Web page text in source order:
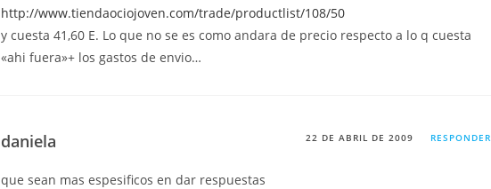
http://www.tiendaociojoven.com/trade/productlist/108/50
y cuesta 41,60 E. Lo que no se es como andara de precio respecto a lo q cuesta
«ahi fuera»+ los gastos de envio…
daniela 22 DE ABRIL DE 2009 RESPONDER
que sean mas espesificos en dar respuestas